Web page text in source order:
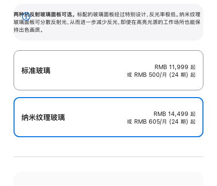
两种抗反射玻璃面板可选。 标配的玻璃面板经过特别设计，反光率极低。纳米纹理
玻璃面板可分散反射光，从而进一步减少反光，即使在高亮光源的工作场所也能保
持出色画质。
展
开
标准玻璃 RMB 11,999 起
或 RMB 500/月 (24 期) 起
纳米纹理玻璃 RMB 14,499 起
或 RMB 605/月 (24 期) 起